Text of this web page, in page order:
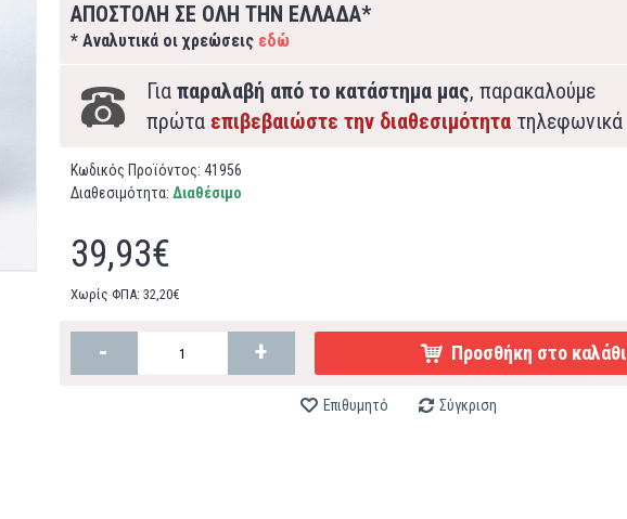
ΑΠΟΣΤΟΛΗ ΣΕ ΟΛΗ ΤΗΝ ΕΛΛΑΔΑ*
* Αναλυτικά οι χρεώσεις εδώ
Για παραλαβή από το κατάστημα μας, παρακαλούμε
πρώτα επιβεβαιώστε την διαθεσιμότητατηλεφωνικά
Κωδικός Προϊόντος: 41956
Διαθεσιμότητα: Διαθέσιμο
39,93€
Χωρίς ΦΠΑ: 32,20€
- + Προσθήκη στο καλάθι
Επιθυμητό Σύγκριση